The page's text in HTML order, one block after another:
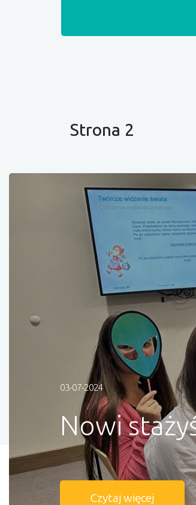
Strona 2
03-07-2024
Nowi
Czytaj więcej